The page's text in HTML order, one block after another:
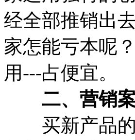
经全部推销出
家怎能亏本呢
用---占便宜。
二、营销
买新产品的